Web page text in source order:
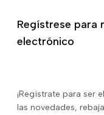
Regístrese para
electrónico
¡Regístrate para ser
las novedades,